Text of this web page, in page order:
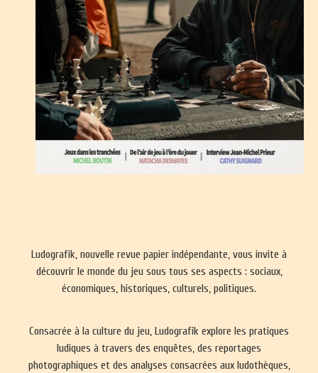
Ludografik, nouvelle revue papier indépendante, vous invite à
découvrir le monde du jeu sous tous ses aspects : sociaux,
économiques, historiques, culturels, politiques.
Consacrée à la culture du jeu, Ludografik explore les pratiques
ludiques à travers des enquêtes, des reportages
photographiques et des analyses consacrées aux ludothèques,